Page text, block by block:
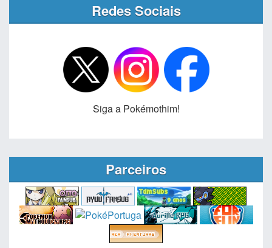
Redes Sociais
Siga a Pokémothim!
Parceiros